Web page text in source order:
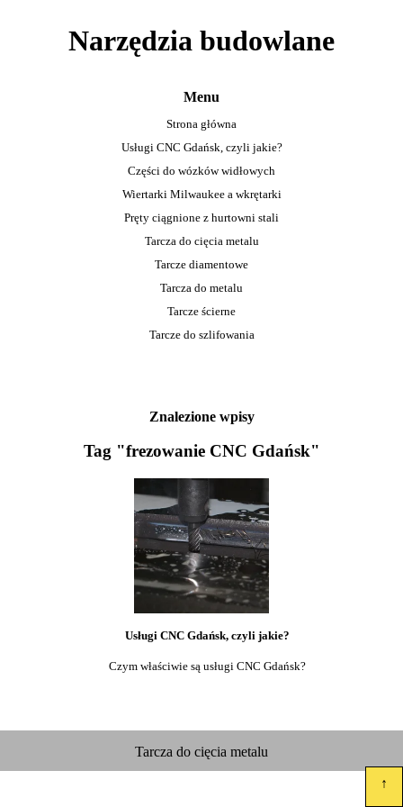
Narzędzia budowlane
Menu
Strona główna
Usługi CNC Gdańsk, czyli jakie?
Części do wózków widłowych
Wiertarki Milwaukee a wkrętarki
Pręty ciągnione z hurtowni stali
Tarcza do cięcia metalu
Tarcze diamentowe
Tarcza do metalu
Tarcze ścierne
Tarcze do szlifowania
Znalezione wpisy
Tag "frezowanie CNC Gdańsk"
Usługi CNC Gdańsk, czyli jakie?
Czym właściwie są usługi CNC Gdańsk?
Tarcza do cięcia metalu
↑